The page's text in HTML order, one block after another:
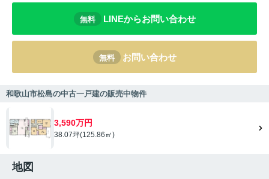
無料 LINEからお問い合わせ
無料 お問い合わせ
和歌山市松島の中古一戸建の販売中物件
3,590万円
38.07坪(125.86㎡)
地図